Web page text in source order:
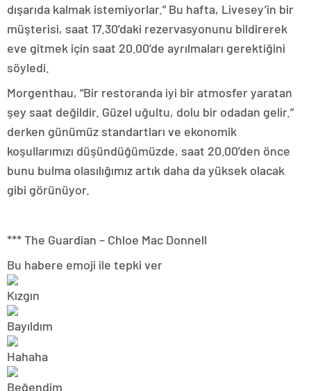
dışarıda kalmak istemiyorlar.” Bu hafta, Livesey’in bir
müşterisi, saat 17.30’daki rezervasyonunu bildirerek
eve gitmek için saat 20.00’de ayrılmaları gerektiğini
söyledi.
Morgenthau, “Bir restoranda iyi bir atmosfer yaratan
şey saat değildir. Güzel uğultu, dolu bir odadan gelir.”
derken günümüz standartları ve ekonomik
koşullarımızı düşündüğümüzde, saat 20.00’den önce
bunu bulma olasılığımız artık daha da yüksek olacak
gibi görünüyor.
*** The Guardian – Chloe Mac Donnell
Bu habere emoji ile tepki ver